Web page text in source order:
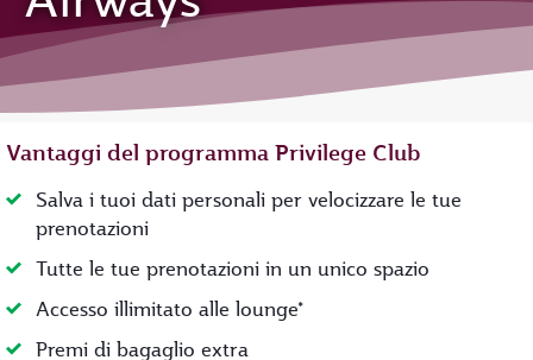
Vantaggi del programma Privilege Club
Salva i tuoi dati personali per velocizzare le tue
prenotazioni
Tutte le tue prenotazioni in un unico spazio
Accesso illimitato alle lounge*
Premi di bagaglio extra